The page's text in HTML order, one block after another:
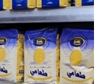
dịch nhưng tỷ